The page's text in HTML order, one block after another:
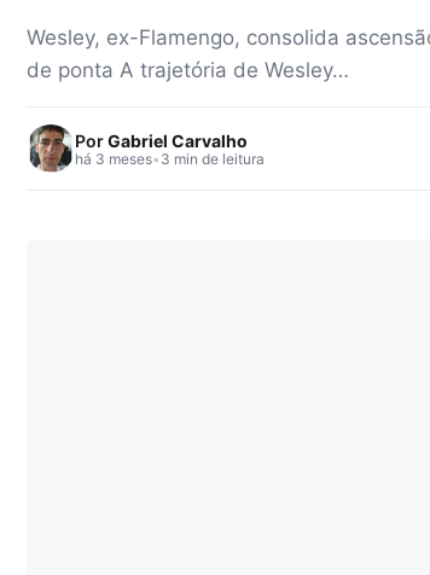
Wesley, ex-Flamengo, consolida
de ponta A trajetória de Wesley…
PorGabriel Carvalho
há 3 meses• 3 min de leitura